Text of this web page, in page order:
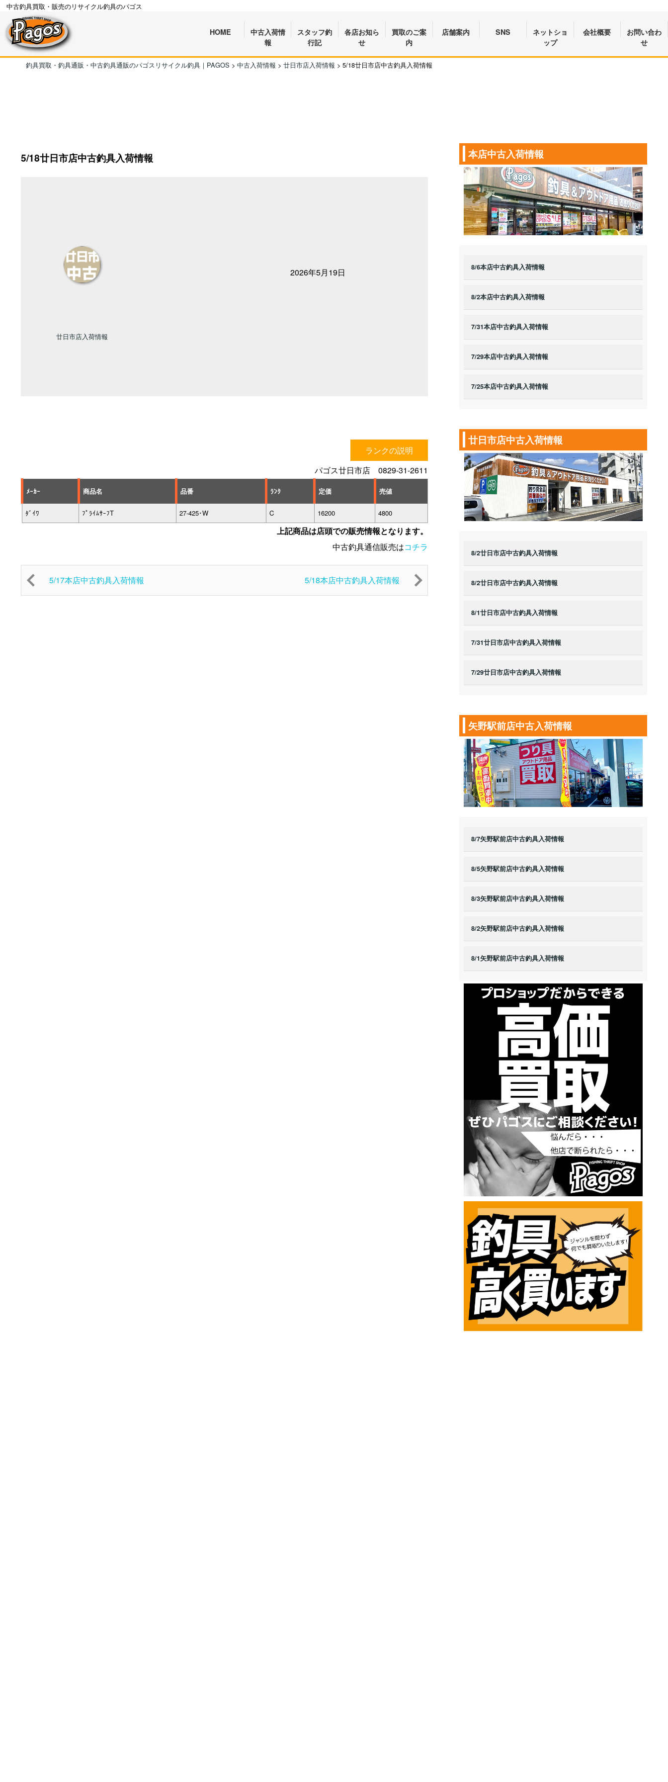
中古釣具買取・販売のリサイクル釣具のパゴス
HOME
中古入荷情
報
スタッフ釣
行記
各店お知ら
せ
買取のご案
内
店舗案内 SNS
ネットショ
ップ
会社概要
お問い合わ
せ
釣具買取・釣具通販・中古釣具通販のパゴスリサイクル釣具｜PAGOS > 中古入荷情報 > 廿日市店入荷情報 > 5/18廿日市店中古釣具入荷情報
5/18廿日市店中古釣具入荷情報
廿日市店入荷情報
2026年5月19日
ランクの説明
パゴス廿日市店 0829-31-2611
ﾒｰｶｰ 商品名 品番 ﾗﾝｸ 定価 売値
ﾀﾞｲﾜ ﾌﾟﾗｲﾑｻｰﾌT 27-425･W C 16200 4800
上記商品は店頭での販売情報となります。
中古釣具通信販売はコチラ
5/17本店中古釣具入荷情報 5/18本店中古釣具入荷情報
本店中古入荷情報
8/6本店中古釣具入荷情報
8/2本店中古釣具入荷情報
7/31本店中古釣具入荷情報
7/29本店中古釣具入荷情報
7/25本店中古釣具入荷情報
廿日市店中古入荷情報
8/2廿日市店中古釣具入荷情報
8/2廿日市店中古釣具入荷情報
8/1廿日市店中古釣具入荷情報
7/31廿日市店中古釣具入荷情報
7/29廿日市店中古釣具入荷情報
矢野駅前店中古入荷情報
8/7矢野駅前店中古釣具入荷情報
8/5矢野駅前店中古釣具入荷情報
8/3矢野駅前店中古釣具入荷情報
8/2矢野駅前店中古釣具入荷情報
8/1矢野駅前店中古釣具入荷情報